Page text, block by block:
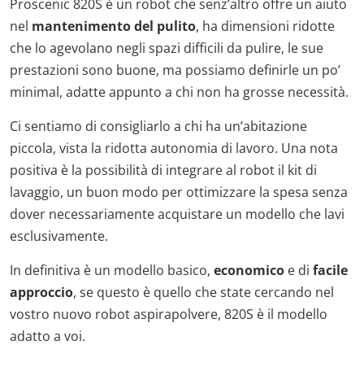
Proscenic 820S è un robot che senz’altro offre un aiuto
nel mantenimento del pulito, ha dimensioni ridotte
che lo agevolano negli spazi difficili da pulire, le sue
prestazioni sono buone, ma possiamo definirle un po’
minimal, adatte appunto a chi non ha grosse necessità.
Ci sentiamo di consigliarlo a chi ha un’abitazione
piccola, vista la ridotta autonomia di lavoro. Una nota
positiva è la possibilità di integrare al robot il kit di
lavaggio, un buon modo per ottimizzare la spesa senza
dover necessariamente acquistare un modello che lavi
esclusivamente.
In definitiva è un modello basico, economico e di facile
approccio, se questo è quello che state cercando nel
vostro nuovo robot aspirapolvere, 820S è il modello
adatto a voi.